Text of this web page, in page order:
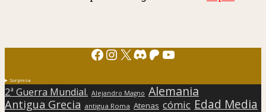
Facebook
Instagram
X Discord
Patreon
YouTube
Sorpresa
2ª Guerra Mundial. Alejandro Magno Alemania
Antigua Grecia antigua Roma Atenas cómic Edad Media